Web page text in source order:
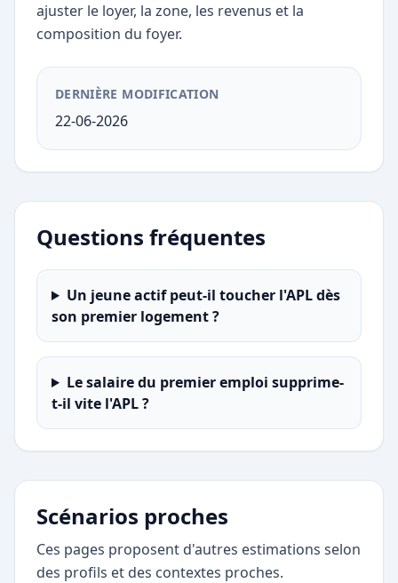
ajuster le loyer, la zone, les revenus et la
composition du foyer.
DERNIÈRE MODIFICATION
22-06-2026
Questions fréquentes
Un jeune actif peut-il toucher l'APL dès
son premier logement ?
Le salaire du premier emploi supprime-
t-il vite l'APL ?
Scénarios proches
Ces pages proposent d'autres estimations selon
des profils et des contextes proches.